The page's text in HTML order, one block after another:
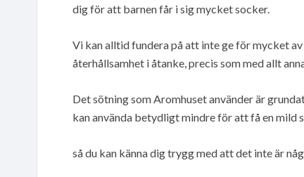
dig för att barnen får i sig mycket socker.
Vi kan alltid fundera på att inte ge för mycket
återhållsamhet i åtanke, precis som med allt
Det sötning som Aromhuset använder är
kan använda betydligt mindre för att få en mild
så du kan känna dig trygg med att det inte är